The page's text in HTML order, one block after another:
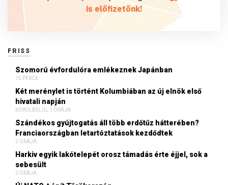
is előfizetőnk!
FRISS
Szomorú évfordulóra emlékeznek Japánban
15 PERCE
Két merénylet is történt Kolumbiában az új elnök első
hivatali napján
KÖRÜLBELÜL 1 ÓRÁJA
Szándékos gyújtogatás áll több erdőtűz hátterében?
Franciaországban letartóztatások kezdődtek
2 ÓRÁJA
Harkiv egyik lakótelepét orosz támadás érte éjjel, sok a
sebesült
2 ÓRÁJA